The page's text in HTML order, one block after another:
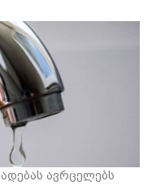
ავრცელებს